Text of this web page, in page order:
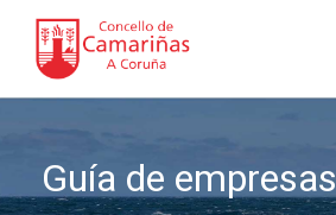
Guía de empresas